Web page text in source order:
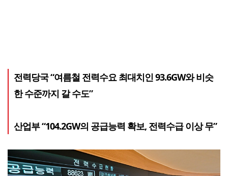
전력당국 “여름철 전력수요 최대치인 93.6GW와 비슷
한 수준까지 갈 수도”
산업부 “104.2GW의 공급능력 확보, 전력수급 이상 무”